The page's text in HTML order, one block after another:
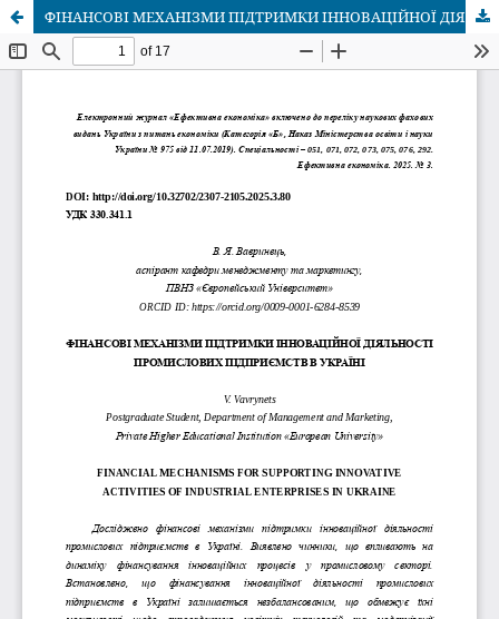
ФІНАНСОВІ МЕХАНІЗМИ ПІДТРИМКИ ІННОВАЦІЙНОЇ ДІЯЛЬНОСТІ ПРОМИСЛОВИХ ПІДПРИЄМСТВ В УКРАЇНІ